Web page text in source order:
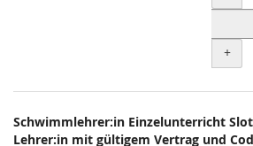
+
Schwimmlehrer:in Einzelunterricht
Lehrer:in mit gültigem Vertrag und